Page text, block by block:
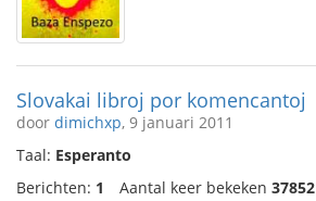
Slovakai libroj por komencantoj
door dimichxp, 9 januari 2011
Taal: Esperanto
Berichten: 1 Aantal keer bekeken 37852